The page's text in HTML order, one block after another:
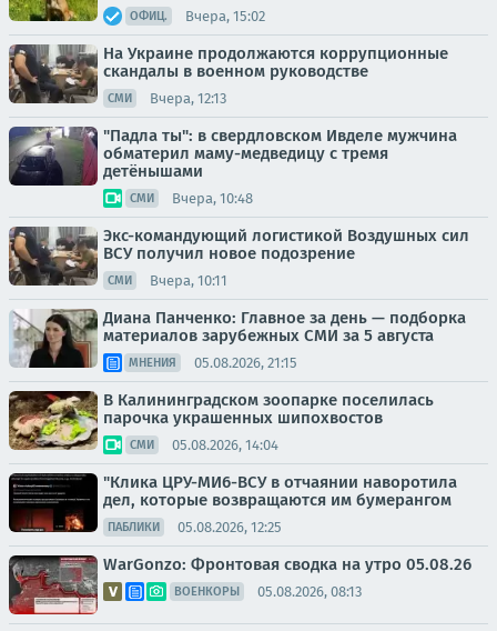
ОФИЦ. Вчера, 15:02
На Украине продолжаются коррупционные
скандалы в военном руководстве
СМИ Вчера, 12:13
"Падла ты": в свердловском Ивделе мужчина
обматерил маму-медведицу с тремя
детёнышами
СМИ Вчера, 10:48
Экс-командующий логистикой Воздушных сил
ВСУ получил новое подозрение
СМИ Вчера, 10:11
Диана Панченко: Главное за день — подборка
материалов зарубежных СМИ за 5 августа
МНЕНИЯ 05.08.2026, 21:15
В Калининградском зоопарке поселилась
парочка украшенных шипохвостов
СМИ 05.08.2026, 14:04
"Клика ЦРУ-МИ6-ВСУ в отчаянии наворотила
дел, которые возвращаются им бумерангом
ПАБЛИКИ 05.08.2026, 12:25
WarGonzo: Фронтовая сводка на утро 05.08.26
ВОЕНКОРЫ 05.08.2026, 08:13